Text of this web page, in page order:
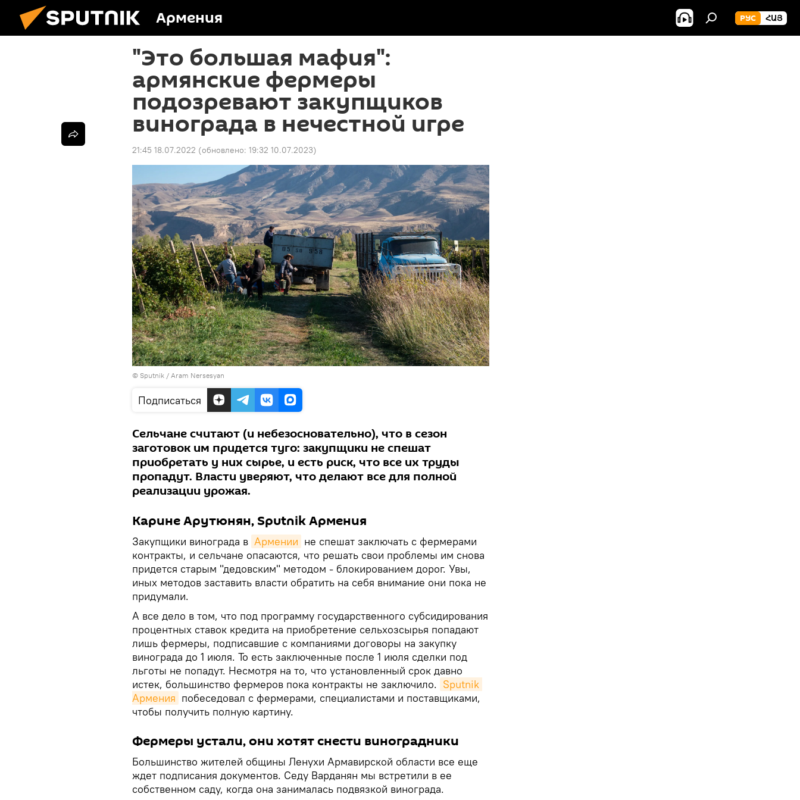
Армения РУС ՀԱՅ
"Это большая мафия":
армянские фермеры
подозревают закупщиков
винограда в нечестной игре
21:45 18.07.2022 (обновлено: 19:32 10.07.2023)
© Sputnik / Aram Nersesyan
Подписаться
Сельчане считают (и небезосновательно), что в сезон
заготовок им придется туго: закупщики не спешат
приобретать у них сырье, и есть риск, что все их труды
пропадут. Власти уверяют, что делают все для полной
реализации урожая.
Карине Арутюнян, Sputnik Армения
Закупщики винограда в Армении не спешат заключать с фермерами
контракты, и сельчане опасаются, что решать свои проблемы им снова
придется старым "дедовским" методом - блокированием дорог. Увы,
иных методов заставить власти обратить на себя внимание они пока не
придумали.
А все дело в том, что под программу государственного субсидирования
процентных ставок кредита на приобретение сельхозсырья попадают
лишь фермеры, подписавшие с компаниями договоры на закупку
винограда до 1 июля. То есть заключенные после 1 июля сделки под
льготы не попадут. Несмотря на то, что установленный срок давно
истек, большинство фермеров пока контракты не заключило. Sputnik
Армения побеседовал с фермерами, специалистами и поставщиками,
чтобы получить полную картину.
Фермеры устали, они хотят снести виноградники
Большинство жителей общины Ленухи Армавирской области все еще
ждет подписания документов. Седу Варданян мы встретили в ее
собственном саду, когда она занималась подвязкой винограда.